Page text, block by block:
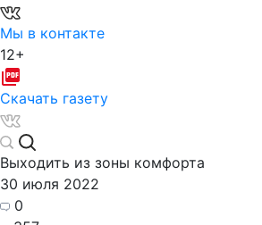
Мы в контакте
12+
Скачать газету
Выходить из зоны комфорта
30 июля 2022
0